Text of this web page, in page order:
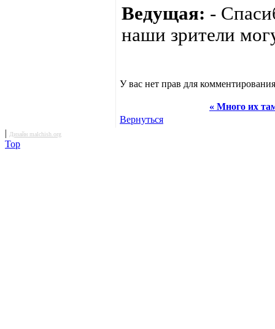
Ведущая: -
наши зрители
У вас нет прав для
« Много их
Вернуться
| Дизайн malchish.org
Top